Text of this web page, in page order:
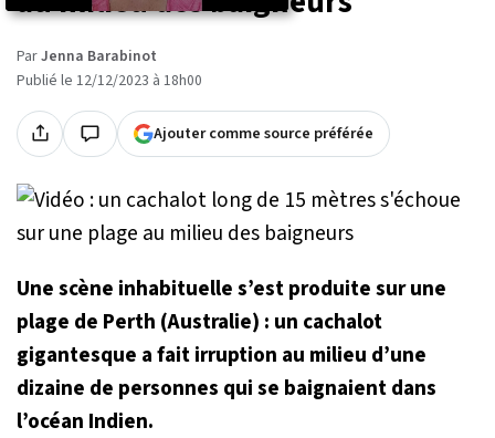
ParJenna Barabinot
Publié le 12/12/2023 à 18h00
Ajouter comme source préférée
Une scène inhabituelle s’est produite sur une
plage de Perth (Australie) : un cachalot
gigantesque a fait irruption au milieu d’une
dizaine de personnes qui se baignaient dans
l’océan Indien.